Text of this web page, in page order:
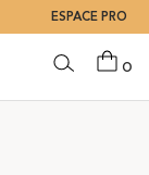
ESPACE PRO
0